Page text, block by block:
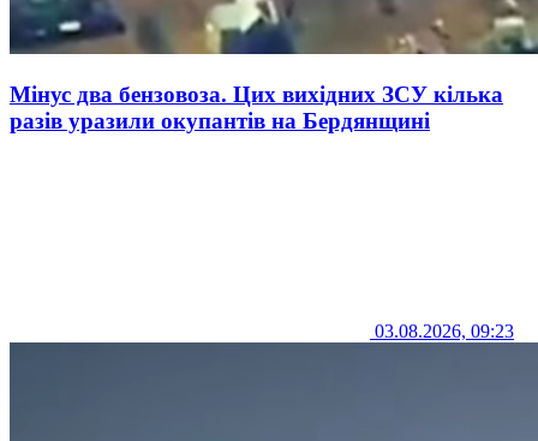
Мінус два бензовоза. Цих вихідних ЗСУ кілька
разів уразили окупантів на Бердянщині
03.08.2026, 09:23